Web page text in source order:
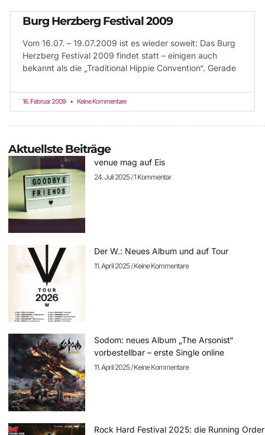
Burg Herzberg Festival 2009
Vom 16.07. – 19.07.2009 ist es wieder soweit: Das Burg
Herzberg Festival 2009 findet statt – einigen auch
bekannt als die „Traditional Hippie Convention“. Gerade
16. Februar 2009 Keine Kommentare
Aktuellste Beiträge
venue mag auf Eis
24. Juli 2025 1 Kommentar
Der W.: Neues Album und auf Tour
11. April 2025 Keine Kommentare
Sodom: neues Album „The Arsonist“
vorbestellbar – erste Single online
11. April 2025 Keine Kommentare
Rock Hard Festival 2025: die Running Order